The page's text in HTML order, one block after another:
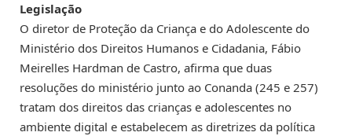
Legislação
O diretor de Proteção da Criança e do Adolescente do
Ministério dos Direitos Humanos e Cidadania, Fábio
Meirelles Hardman de Castro, afirma que duas
resoluções do ministério junto ao Conanda (245 e 257)
tratam dos direitos das crianças e adolescentes no
ambiente digital e estabelecem as diretrizes da política